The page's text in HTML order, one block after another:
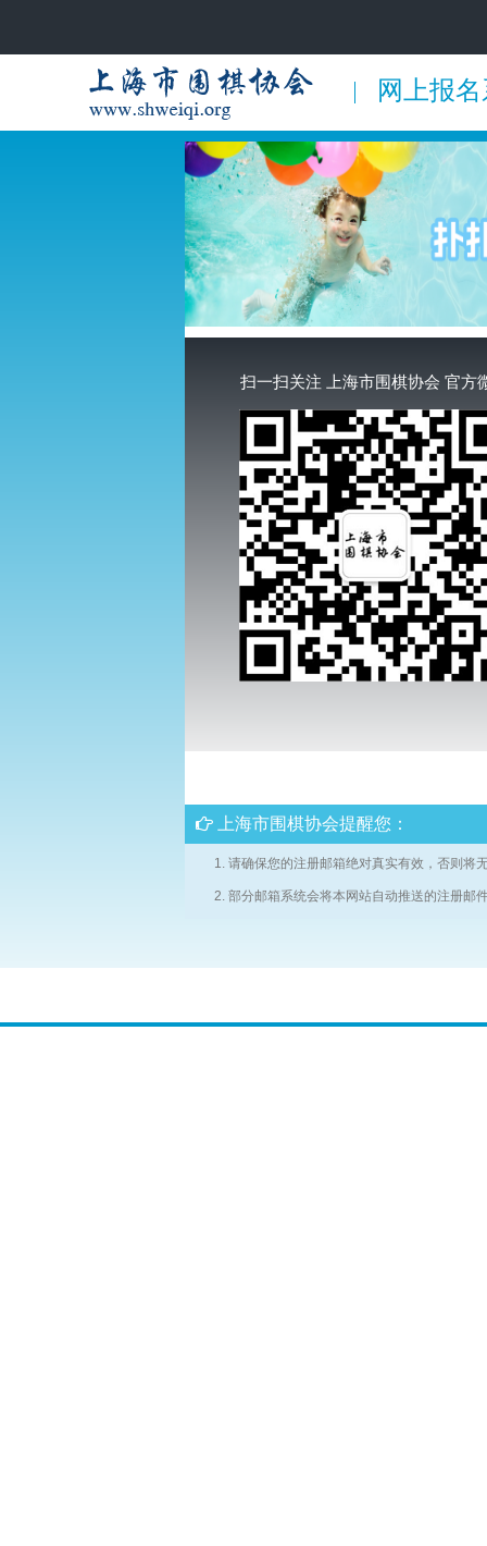
网上报
扫一扫关注 上海市围棋协会 官方
上海市围棋协会提醒您：
请确保您的注册邮箱绝对真实有效，否则将
部分邮箱系统会将本网站自动推送的注册邮